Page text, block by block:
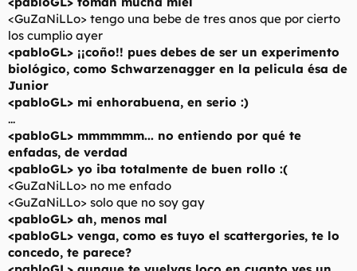
<GuZaNiLLo> tengo una bebe de tres anos que por cierto
los cumplio ayer
<pabloGL> ¡¡coño!! pues debes de ser un experimento
biológico, como Schwarzenagger en la pelicula ésa de
Junior
<pabloGL> mi enhorabuena, en serio :)
...
<pabloGL> mmmmmm... no entiendo por qué te
enfadas, de verdad
<pabloGL> yo iba totalmente de buen rollo :(
<GuZaNiLLo> no me enfado
<GuZaNiLLo> solo que no soy gay
<pabloGL> ah, menos mal
<pabloGL> venga, como es tuyo el scattergories, te lo
concedo, te parece?